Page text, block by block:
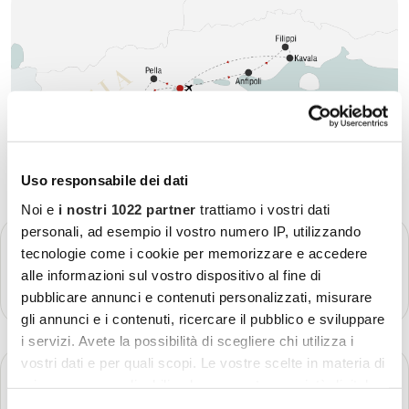
Uso responsabile dei dati
Noi e i nostri 1022 partner trattiamo i vostri dati
personali, ad esempio il vostro numero IP, utilizzando
tecnologie come i cookie per memorizzare e accedere
alle informazioni sul vostro dispositivo al fine di
pubblicare annunci e contenuti personalizzati, misurare
gli annunci e i contenuti, ricercare il pubblico e sviluppare
i servizi. Avete la possibilità di scegliere chi utilizza i
vostri dati e per quali scopi. Le vostre scelte in materia di
GIORNO 1
Partenza - Salonicco
Più dettagli
GIORNO 2